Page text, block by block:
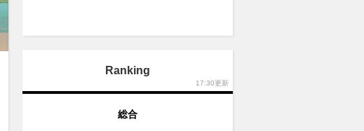
Ranking
17:30更新
総合